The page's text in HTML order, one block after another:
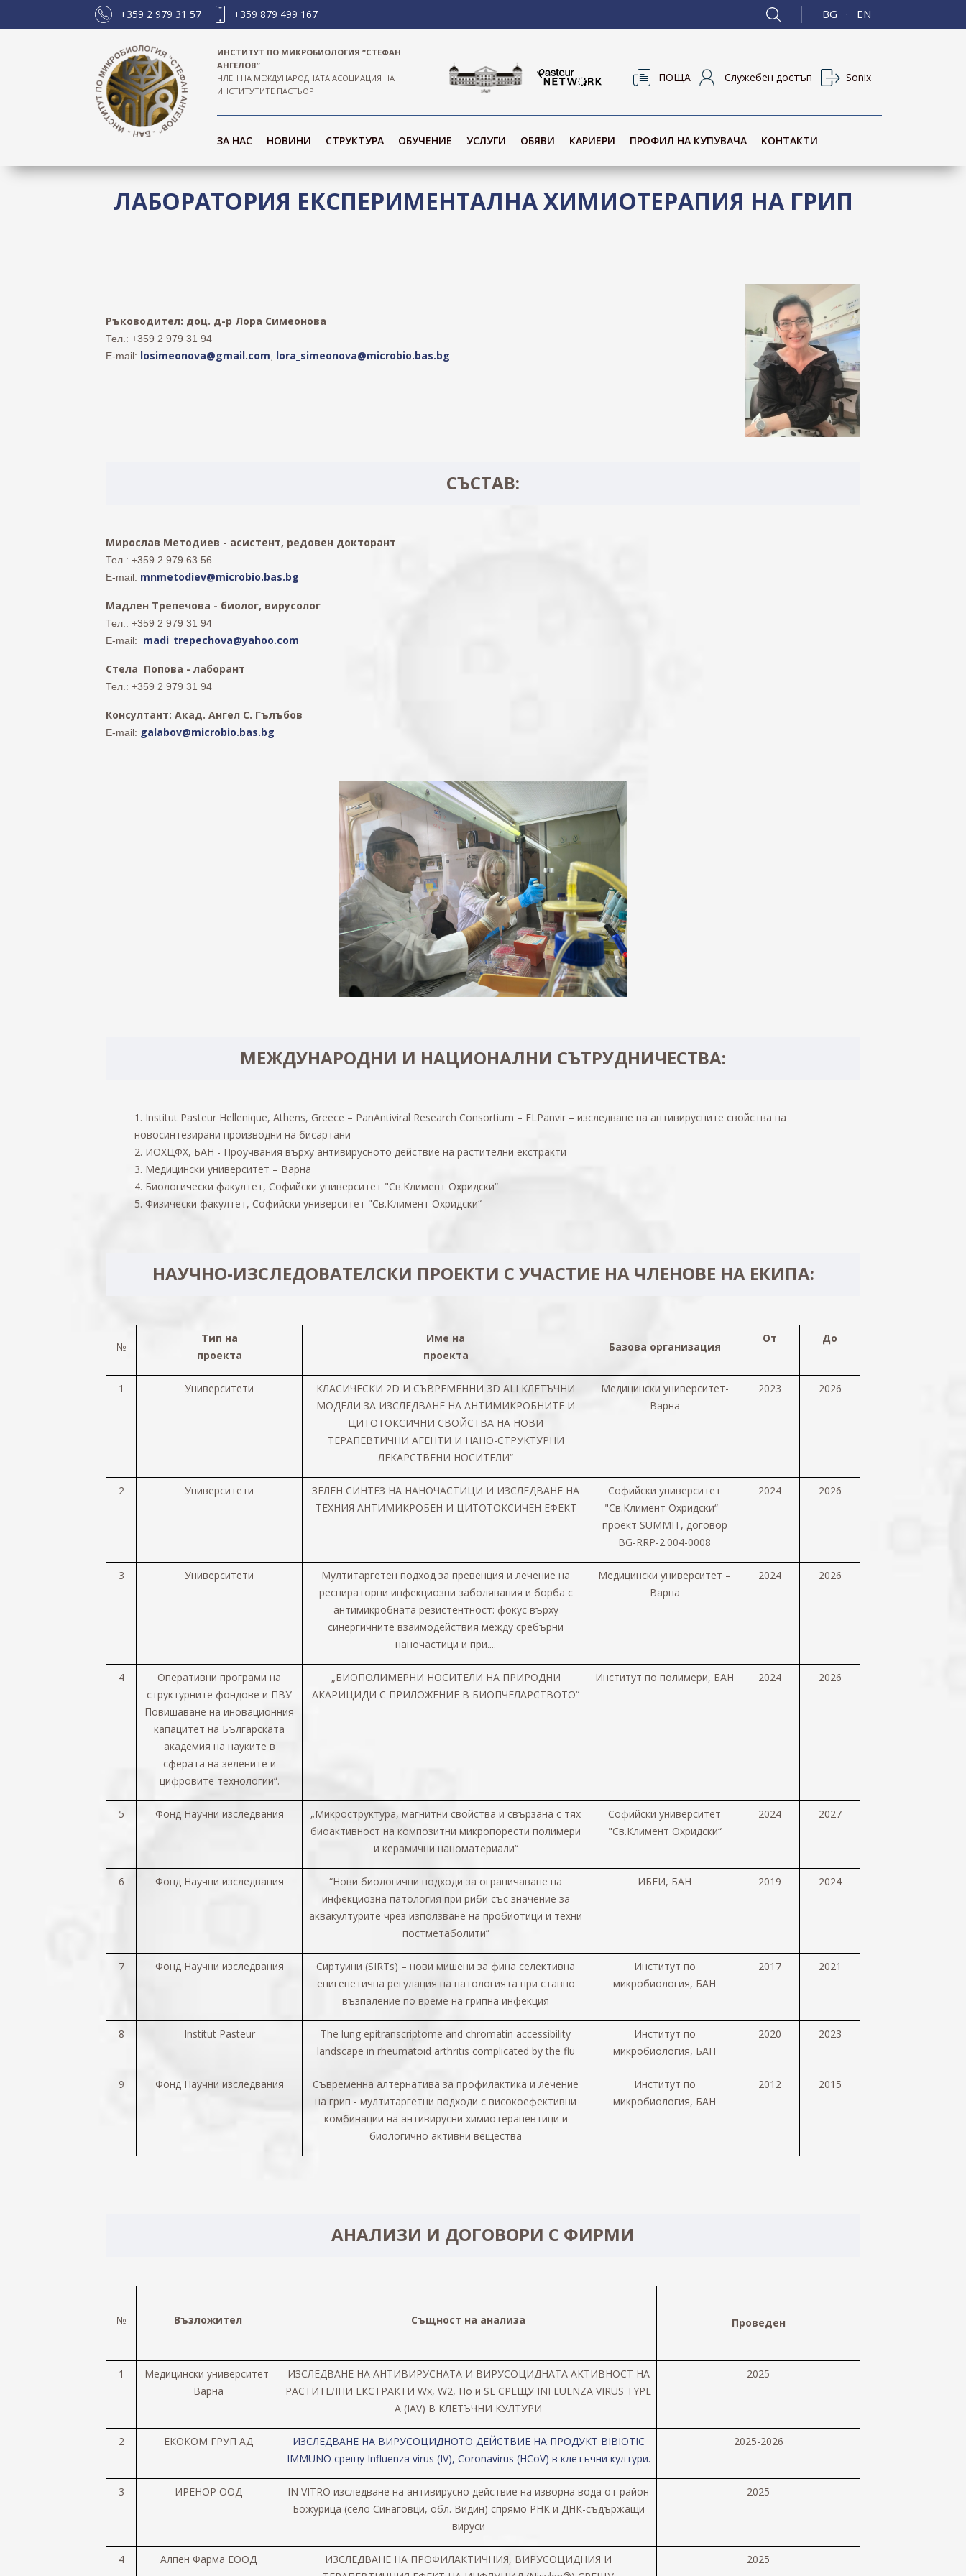
+359 2 979 31 57 +359 879 499 167 BG · EN
ИНСТИТУТ ПО МИКРОБИОЛОГИЯ “СТЕФАН
АНГЕЛОВ”
ЧЛЕН НА МЕЖДУНАРОДНАТА АСОЦИАЦИЯ НА
ИНСТИТУТИТЕ ПАСТЬОР
ПОЩА Служебен достъп Sonix
ЗА НАС НОВИНИ СТРУКТУРА ОБУЧЕНИЕ УСЛУГИ ОБЯВИ КАРИЕРИ ПРОФИЛ НА КУПУВАЧА КОНТАКТИ
ЛАБОРАТОРИЯ ЕКСПЕРИМЕНТАЛНА ХИМИОТЕРАПИЯ НА ГРИП
Ръководител: доц. д-р Лора Симеонова
Тел.: +359 2 979 31 94
E-mail: losimeonova@gmail.com lora_simeonova@microbio.bas.bg
СЪСТАВ:
Мирослав Методиев - асистент, редовен докторант
Тел.: +359 2 979 63 56
E-mail: mnmetodiev@microbio.bas.bg
Мадлен Трепечова - биолог, вирусолог
Тел.: +359 2 979 31 94
E-mail: madi_trepechova@yahoo.com
Стела Попова - лаборант
Тел.: +359 2 979 31 94
Консултант: Акад. Ангел С. Гълъбов
E-mail: galabov@microbio.bas.bg
МЕЖДУНАРОДНИ И НАЦИОНАЛНИ СЪТРУДНИЧЕСТВА:
1. Institut Pasteur Hellenique, Athens, Greece – PanAntiviral Research Consortium – ELPanvir – изследване на антивирусните свойства на
новосинтезирани производни на бисартани
2. ИОХЦФХ, БАН - Проучвания върху антивирусното действие на растителни екстракти
3. Медицински университет – Варна
4. Биологически факултет, Софийски университет "Св.Климент Охридски“
5. Физически факултет, Софийски университет "Св.Климент Охридски“
НАУЧНО-ИЗСЛЕДОВАТЕЛСКИ ПРОЕКТИ С УЧАСТИЕ НА ЧЛЕНОВЕ НА ЕКИПА:
№
Тип на
проекта
Име на
проекта
Базова организация
От До
1 Университети
КЛАСИЧЕСКИ 2D И СЪВРЕМЕННИ 3D ALI КЛЕТЪЧНИ
МОДЕЛИ ЗА ИЗСЛЕДВАНЕ НА АНТИМИКРОБНИТЕ И
ЦИТОТОКСИЧНИ СВОЙСТВА НА НОВИ
ТЕРАПЕВТИЧНИ АГЕНТИ И НАНО-СТРУКТУРНИ
ЛЕКАРСТВЕНИ НОСИТЕЛИ“
Медицински университет-
Варна
2023 2026
2 Университети
ЗЕЛЕН СИНТЕЗ НА НАНОЧАСТИЦИ И ИЗСЛЕДВАНЕ НА
ТЕХНИЯ АНТИМИКРОБЕН И ЦИТОТОКСИЧЕН ЕФЕКТ
Софийски университет
"Св.Климент Охридски“ -
проект SUMMIT, договор
BG-RRP-2.004-0008
2024 2026
3 Университети
Мултитаргетен подход за превенция и лечение на
респираторни инфекциозни заболявания и борба с
антимикробната резистентност: фокус върху
синергичните взаимодействия между сребърни
наночастици и при....
Медицински университет –
Варна
2024 2026
4
Оперативни програми на
структурните фондове и ПВУ
Повишаване на иновационния
капацитет на Българската
академия на науките в
сферата на зелените и
цифровите технологии“.
„БИОПОЛИМЕРНИ НОСИТЕЛИ НА ПРИРОДНИ
АКАРИЦИДИ С ПРИЛОЖЕНИЕ В БИОПЧЕЛАРСТВОТО“
Институт по полимери, БАН 2024 2026
5 Фонд Научни изследвания „Микроструктура, магнитни свойства и свързанa с тях
биоактивност на композитни микропорести полимери
и керамични наноматериали“
Софийски университет
"Св.Климент Охридски“
2024 2027
6 Фонд Научни изследвания “Нови биологични подходи за ограничаване на
инфекциозна патология при риби със значение за
аквакултурите чрез използване на пробиотици и техни
постметаболити”
ИБЕИ, БАН 2019 2024
7 Фонд Научни изследвания
Сиртуини (SIRTs) – нови мишени за фина селективна
епигенетична регулация на патологията при ставно
възпаление по време на грипна инфекция
Институт по
микробиология, БАН
2017 2021
8 Institut Pasteur
The lung epitranscriptome and chromatin accessibility
landscape in rheumatoid arthritis complicated by the flu
Институт по
микробиология, БАН
2020 2023
9 Фонд Научни изследвания
Съвременна алтернатива за профилактика и лечение
на грип - мултитаргетни подходи с високоефективни
комбинации на антивирусни химиотерапевтици и
биологично активни вещества
Институт по
микробиология, БАН
2012 2015
АНАЛИЗИ И ДОГОВОРИ С ФИРМИ
№ Възложител Същност на анализа Проведен
1
Медицински университет-
Варна
ИЗСЛЕДВАНЕ НА АНТИВИРУСНАТА И ВИРУСОЦИДНАТА АКТИВНОСТ НА
РАСТИТЕЛНИ ЕКСТРАКТИ Wx, W2, Ho и SE СРЕЩУ INFLUENZA VIRUS TYPE
A (IAV) В КЛЕТЪЧНИ КУЛТУРИ
2025
2 ЕКОКОМ ГРУП AД
ИЗСЛЕДВАНЕ НА ВИРУСОЦИДНОТО ДЕЙСТВИЕ НА ПРОДУКТ BIBIOTIC
IMMUNO срещу Influenza virus (IV), Coronavirus (HCoV) в клетъчни култури.
2025-2026
3 ИРЕНОР ООД
IN VITRO изследване на антивирусно действие на изворна вода от район
Божурица (село Синаговци, обл. Видин) спрямо РНК и ДНК-съдържащи
вируси
2025
4 Алпен Фарма ЕООД
ИЗСЛЕДВАНЕ НА ПРОФИЛАКТИЧНИЯ, ВИРУСОЦИДНИЯ И
2025